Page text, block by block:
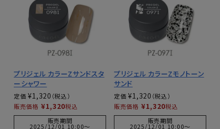
プリジェル カラーZサンドスタ
ーシャワー
定価 ¥1,320
販売価格 ¥1,320税込
販売期間
2025/12/01 10:00〜
プリジェル カラーZモノトーン
サンド
定価 ¥1,320
販売価格 ¥1,320税込
販売期間
2025/12/01 10:00〜